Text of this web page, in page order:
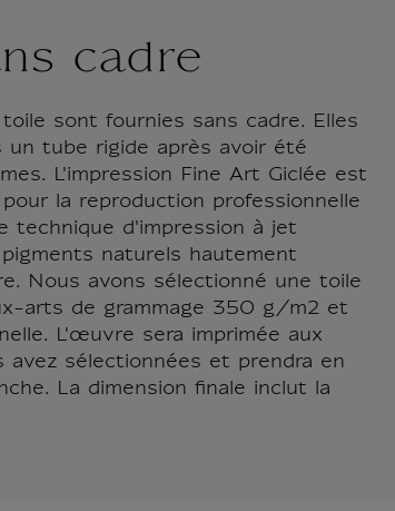
cadre
sont fournies sans cadre. Elles
un tube rigide après avoir été
L'impression Fine Art Giclée est
la reproduction professionnelle
technique d'impression à jet
naturels hautement
Nous avons sélectionné une toile
arts de grammage 350 g/m2 et
L'œuvre sera imprimée aux
avez sélectionnées et prendra en
La dimension finale inclut la